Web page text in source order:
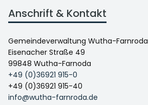
Anschrift & Kontakt
Gemeindeverwaltung Wutha-Farnroda
Eisenacher Straße 49
99848 Wutha-Farnoda
+49 (0)36921 915-0
+49 (0)36921 915-40
info@wutha-farnroda.de